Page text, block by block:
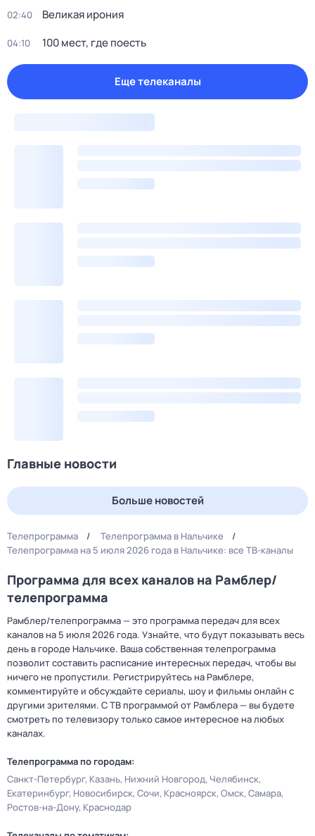
02:40 Великая ирония
04:10 100 мест, где поесть
Еще телеканалы
Главные новости
Больше новостей
Телепрограмма
Телепрограмма в Нальчике
Телепрограмма на 5 июля 2026 года в Нальчике: все ТВ-каналы
Программа для всех каналов на Рамблер/
телепрограмма
Рамблер/телепрограмма — это программа передач для всех
каналов на 5 июля 2026 года. Узнайте, что будут показывать весь
день в городе Нальчике. Ваша собственная телепрограмма
позволит составить расписание интересных передач, чтобы вы
ничего не пропустили. Регистрируйтесь на Рамблере,
комментируйте и обсуждайте сериалы, шоу и фильмы онлайн с
другими зрителями. С ТВ программой от Рамблера — вы будете
смотреть по телевизору только самое интересное на любых
каналах.
Телепрограмма по городам:
Санкт-Петербург Казань Нижний Новгород Челябинск
Екатеринбург Новосибирск Сочи Красноярск Омск Самара
Ростов-на-Дону Краснодар